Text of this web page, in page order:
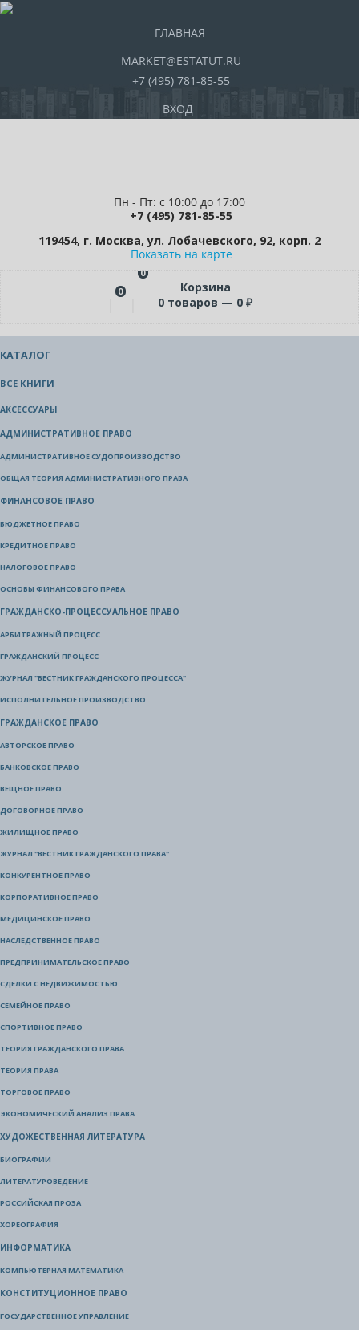
ГЛАВНАЯ
MARKET@ESTATUT.RU
+7 (495) 781-85-55
ВХОД
Пн - Пт: с 10:00 до 17:00
+7 (495) 781-85-55
119454, г. Москва, ул. Лобачевского, 92, корп. 2
Показать на карте
0
0
Корзина
0 товаров — 0 ₽
КАТАЛОГ
ВСЕ КНИГИ
АКСЕССУАРЫ
АДМИНИСТРАТИВНОЕ ПРАВО
АДМИНИСТРАТИВНОЕ СУДОПРОИЗВОДСТВО
ОБЩАЯ ТЕОРИЯ АДМИНИСТРАТИВНОГО ПРАВА
ФИНАНСОВОЕ ПРАВО
БЮДЖЕТНОЕ ПРАВО
КРЕДИТНОЕ ПРАВО
НАЛОГОВОЕ ПРАВО
ОСНОВЫ ФИНАНСОВОГО ПРАВА
ГРАЖДАНСКО-ПРОЦЕССУАЛЬНОЕ ПРАВО
АРБИТРАЖНЫЙ ПРОЦЕСС
ГРАЖДАНСКИЙ ПРОЦЕСС
ЖУРНАЛ "ВЕСТНИК ГРАЖДАНСКОГО ПРОЦЕССА"
ИСПОЛНИТЕЛЬНОЕ ПРОИЗВОДСТВО
ГРАЖДАНСКОЕ ПРАВО
АВТОРСКОЕ ПРАВО
БАНКОВСКОЕ ПРАВО
ВЕЩНОЕ ПРАВО
ДОГОВОРНОЕ ПРАВО
ЖИЛИЩНОЕ ПРАВО
ЖУРНАЛ "ВЕСТНИК ГРАЖДАНСКОГО ПРАВА"
КОНКУРЕНТНОЕ ПРАВО
КОРПОРАТИВНОЕ ПРАВО
МЕДИЦИНСКОЕ ПРАВО
НАСЛЕДСТВЕННОЕ ПРАВО
ПРЕДПРИНИМАТЕЛЬСКОЕ ПРАВО
СДЕЛКИ С НЕДВИЖИМОСТЬЮ
СЕМЕЙНОЕ ПРАВО
СПОРТИВНОЕ ПРАВО
ТЕОРИЯ ГРАЖДАНСКОГО ПРАВА
ТЕОРИЯ ПРАВА
ТОРГОВОЕ ПРАВО
ЭКОНОМИЧЕСКИЙ АНАЛИЗ ПРАВА
ХУДОЖЕСТВЕННАЯ ЛИТЕРАТУРА
БИОГРАФИИ
ЛИТЕРАТУРОВЕДЕНИЕ
РОССИЙСКАЯ ПРОЗА
ХОРЕОГРАФИЯ
ИНФОРМАТИКА
КОМПЬЮТЕРНАЯ МАТЕМАТИКА
КОНСТИТУЦИОННОЕ ПРАВО
ГОСУДАРСТВЕННОЕ УПРАВЛЕНИЕ